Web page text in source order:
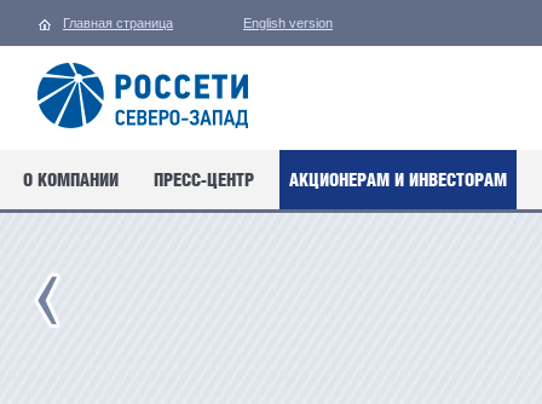
Главная страница English version
О КОМПАНИИ ПРЕСС-ЦЕНТР АКЦИОНЕРАМ И ИНВЕСТОРАМ